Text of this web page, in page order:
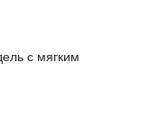
с мягким